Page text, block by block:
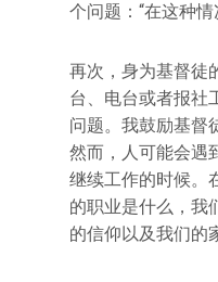
个问题：“在这种
再次，身为基督徒
台、电台或者报社
问题。我鼓励基督
然而，人可能会遇
继续工作的时候。
的职业是什么，我
的信仰以及我们的